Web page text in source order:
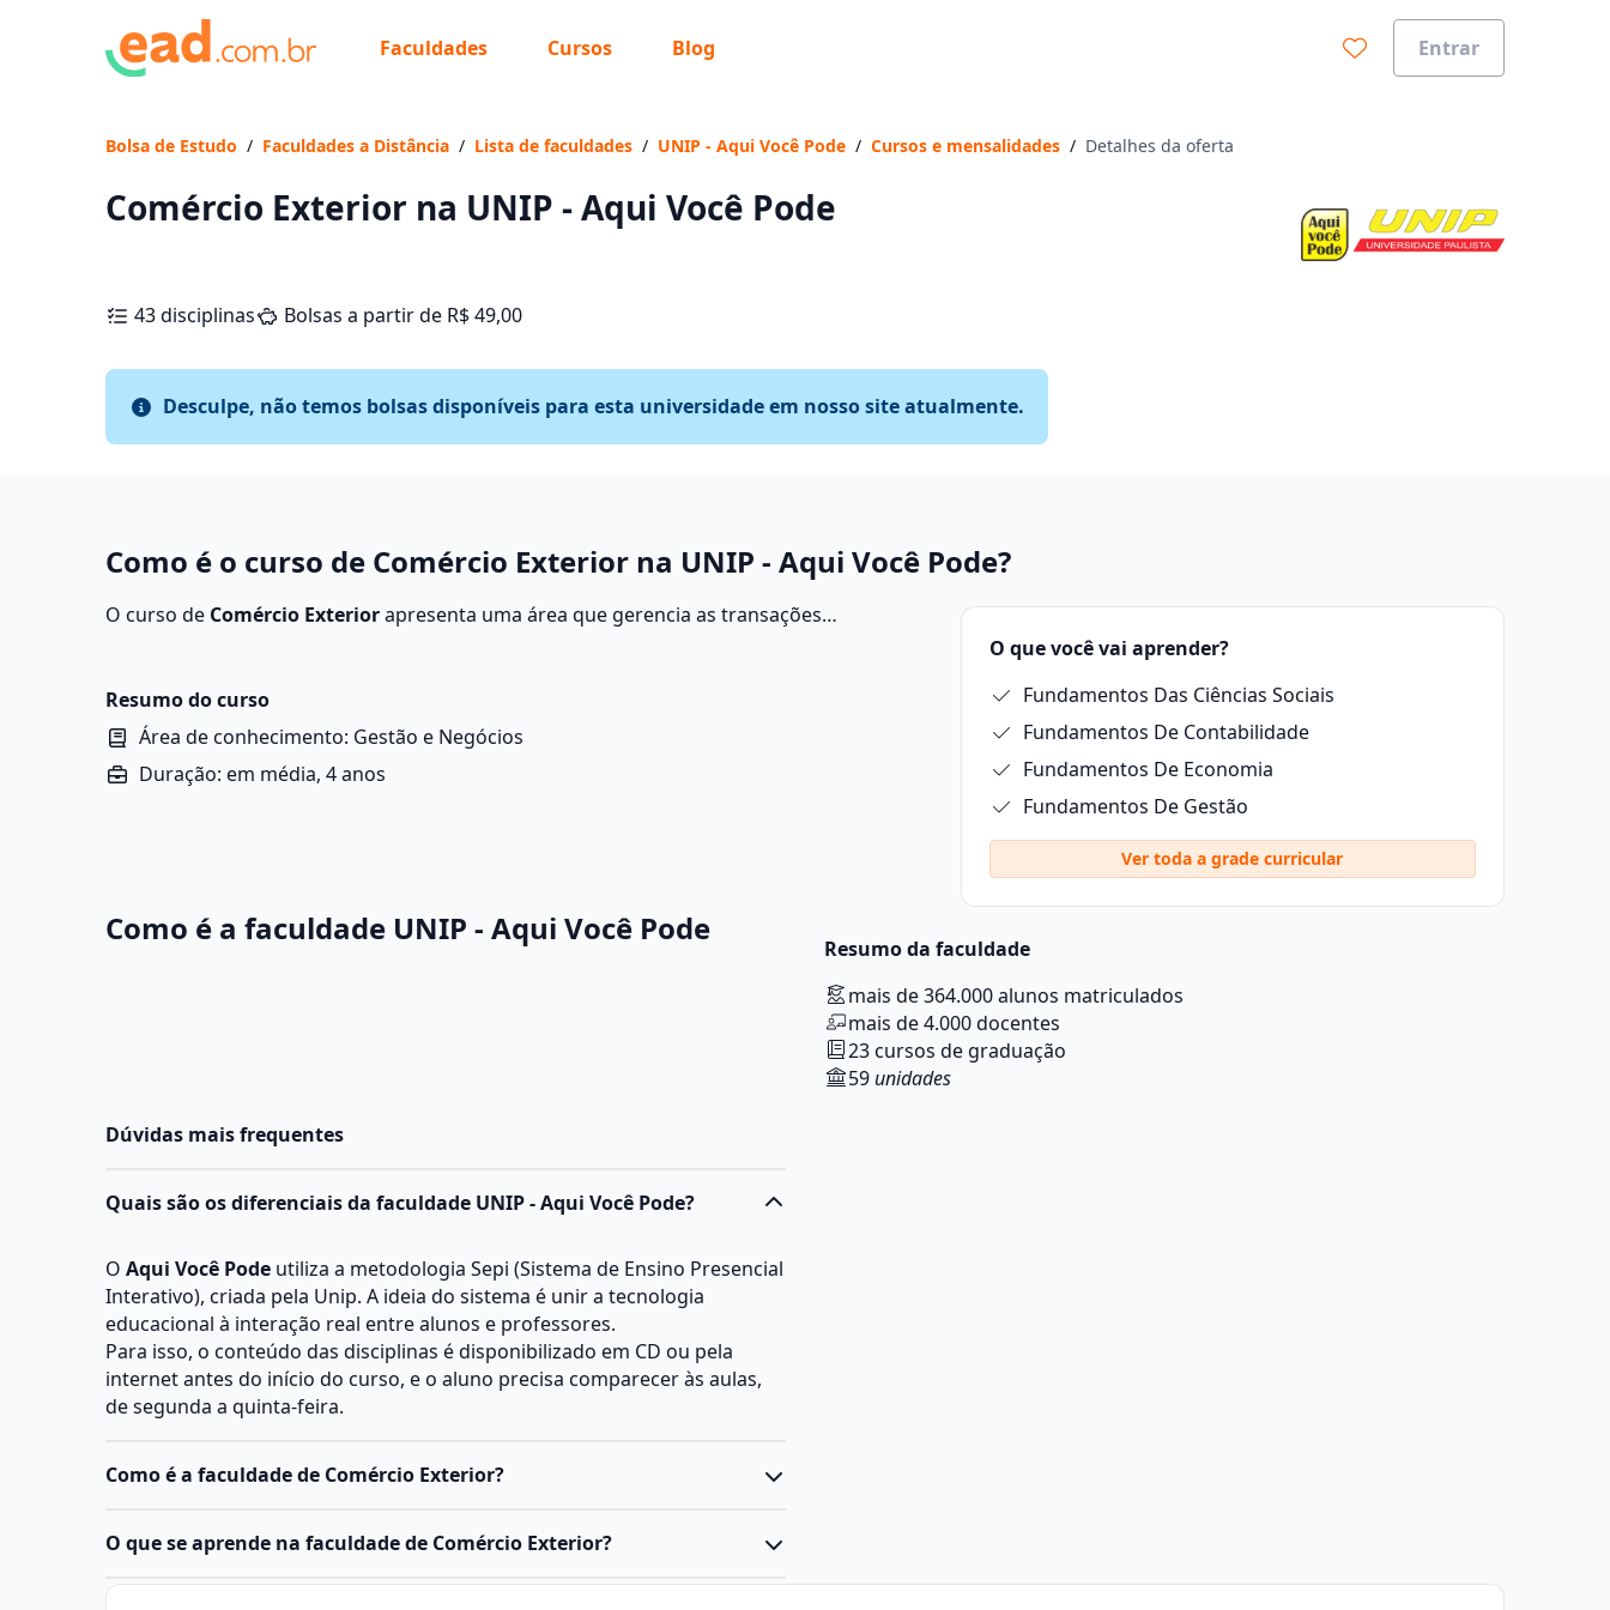
Faculdades Cursos Blog Entrar
Bolsa de Estudo / Faculdades a Distância / Lista de faculdades / UNIP - Aqui Você Pode / Cursos e mensalidades / Detalhes da oferta
Comércio Exterior na UNIP - Aqui Você Pode
43 disciplinas Bolsas a partir de R$ 49,00
Desculpe, não temos bolsas disponíveis para esta universidade em nosso site atualmente.
Como é o curso de Comércio Exterior na UNIP - Aqui Você Pode?
O curso de Comércio Exteriorapresenta uma área que gerencia as transações
com as normas alfandegárias e políticas econômicas.
Resumo do curso
Área de conhecimento: Gestão e Negócios
Duração: em média, 4 anos
O que você vai aprender?
Fundamentos Das Ciências Sociais
Fundamentos De Contabilidade
Fundamentos De Economia
Fundamentos De Gestão
Ver toda a grade curricular
Como é a faculdade UNIP - Aqui Você Pode
Resumo da faculdade
mais de 364.000 alunos matriculados
mais de 4.000 docentes
23 cursos de graduação
59unidades
Dúvidas mais frequentes
Quais são os diferenciais da faculdade UNIP - Aqui Você Pode?
O Aqui Você Pode utiliza a metodologia Sepi (Sistema de Ensino Presencial
Interativo), criada pela Unip. A ideia do sistema é unir a tecnologia
educacional à interação real entre alunos e professores.
Para isso, o conteúdo das disciplinas é disponibilizado em CD ou pela
internet antes do início do curso, e o aluno precisa comparecer às aulas,
de segunda a quinta-feira.
Como é a faculdade de Comércio Exterior?
O curso de Comércio Exterior é desenvolvido em nível de graduação
de dois anos. Conforme proposto pelo Ministério da Educação (MEC), por
O que se aprende na faculdade de Comércio Exterior?